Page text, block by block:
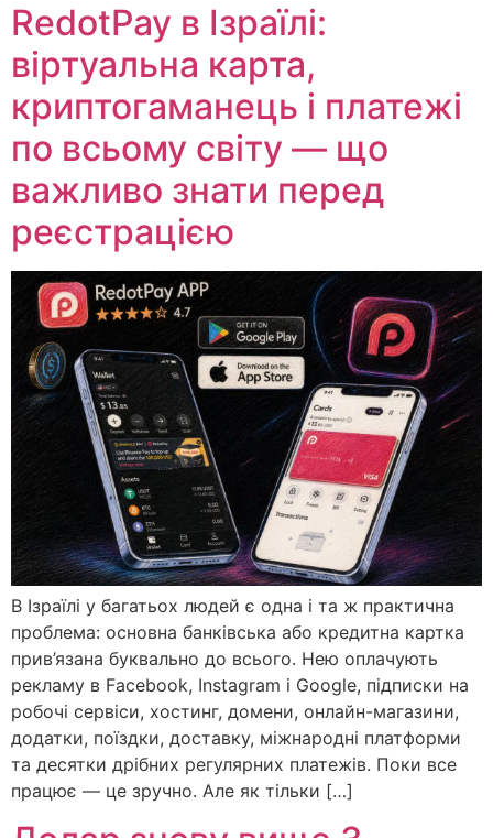
RedotPay в Ізраїлі:
віртуальна карта,
криптогаманець і платежі
по всьому світу — що
важливо знати перед
реєстрацією
В Ізраїлі у багатьох людей є одна і та ж практична
проблема: основна банківська або кредитна картка
прив’язана буквально до всього. Нею оплачують
рекламу в Facebook, Instagram і Google, підписки на
робочі сервіси, хостинг, домени, онлайн-магазини,
додатки, поїздки, доставку, міжнародні платформи
та десятки дрібних регулярних платежів. Поки все
працює — це зручно. Але як тільки […]